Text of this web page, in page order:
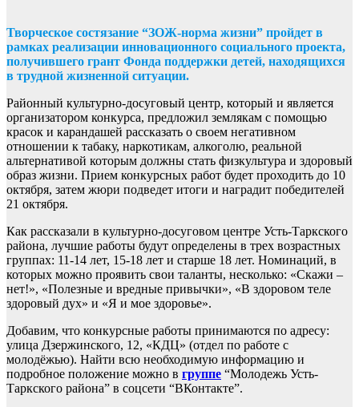
Творческое состязание “ЗОЖ-норма жизни” пройдет в
рамках реализации инновационного социального проекта,
получившего грант Фонда поддержки детей, находящихся
в трудной жизненной ситуации.
Районный культурно-досуговый центр, который и является
организатором конкурса, предложил землякам с помощью
красок и карандашей рассказать о своем негативном
отношении к табаку, наркотикам, алкоголю, реальной
альтернативой которым должны стать физкультура и здоровый
образ жизни. Прием конкурсных работ будет проходить до 10
октября, затем жюри подведет итоги и наградит победителей
21 октября.
Как рассказали в культурно-досуговом центре Усть-Таркского
района, лучшие работы будут определены в трех возрастных
группах: 11-14 лет, 15-18 лет и старше 18 лет. Номинаций, в
которых можно проявить свои таланты, несколько: «Скажи –
нет!», «Полезные и вредные привычки», «В здоровом теле
здоровый дух» и «Я и мое здоровье».
Добавим, что конкурсные работы принимаются по адресу:
улица Дзержинского, 12, «КДЦ» (отдел по работе с
молодёжью). Найти всю необходимую информацию и
подробное положение можно в группе “Молодежь Усть-
Таркского района” в соцсети “ВКонтакте”.